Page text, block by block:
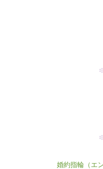
婚約指輪（エ